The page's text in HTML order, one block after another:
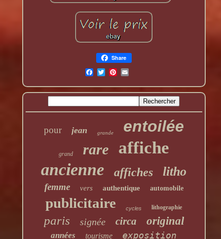
Share
pour jean grande entoilée
grand rare affiche
ancienne affiches litho
femme vers authentique automobile
publicitaire cycles lithographie
paris signée circa original
années tourisme exposition